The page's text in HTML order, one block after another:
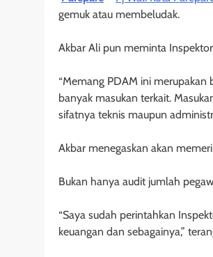
gemuk atau membeludak.
Akbar Ali pun meminta
“Memang PDAM ini merupakan
banyak masukan terkait.
sifatnya teknis maupun
Akbar menegaskan akan
Bukan hanya audit jumlah
“Saya sudah perintahkan
keuangan dan sebagainya,”